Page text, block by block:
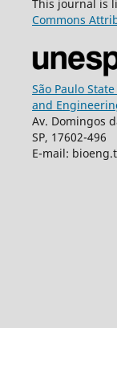
This journal is
Commons
São Paulo
and
Av. Domingos
SP, 17602-496
E-mail: